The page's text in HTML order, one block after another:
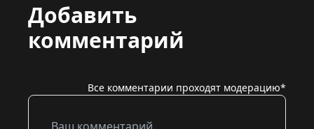
Добавить
комментарий
Все комментарии проходят модерацию*